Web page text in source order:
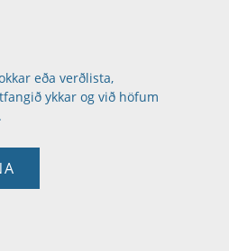
eða verðlista,
ykkar og við höfum